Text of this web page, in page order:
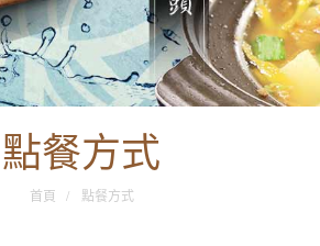
點餐方式
首頁 點餐方式